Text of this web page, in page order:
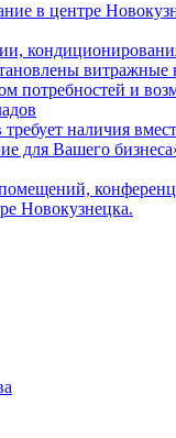
в центре
потребностей и
наличия
для Вашего
Новокузнецка.